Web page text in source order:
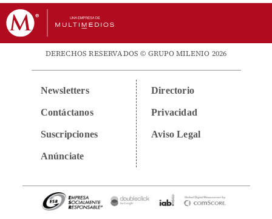
DERECHOS RESERVADOS © GRUPO MILENIO 2026
Newsletters
Contáctanos
Suscripciones
Anúnciate
Directorio
Privacidad
Aviso Legal